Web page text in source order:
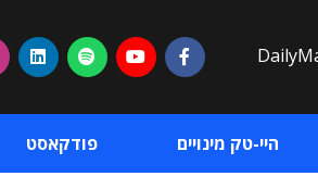
היי-טק מינויים פודקאסט